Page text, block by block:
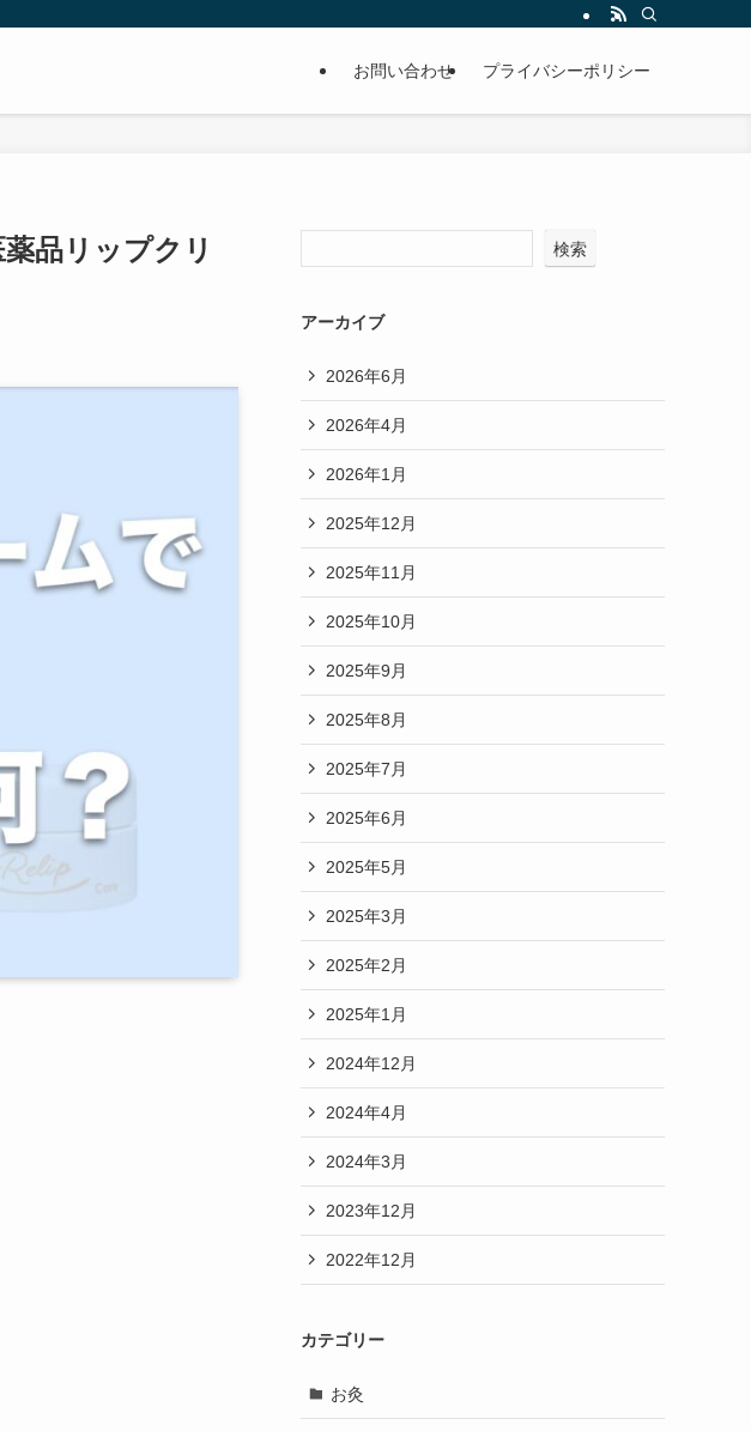
お問い合わせ プライバシーポリシー
品リップクリ
検索
アーカイブ
2026年6月
2026年4月
2026年1月
2025年12月
2025年11月
2025年10月
2025年9月
2025年8月
2025年7月
2025年6月
2025年5月
2025年3月
2025年2月
2025年1月
2024年12月
2024年4月
2024年3月
2023年12月
2022年12月
カテゴリー
お灸